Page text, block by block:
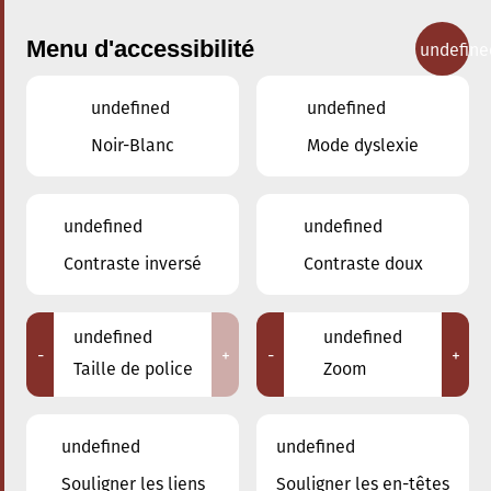
Concerts
Adresse
Menu d'accessibilité
undefined
Noir-Blanc
undefined
Mode dyslexie
undefined
Contraste inversé
undefined
Contraste doux
-
undefined
Taille de police
+ -
undefined
Zoom
+
undefined
Souligner les liens
undefined
Souligner les en-têtes